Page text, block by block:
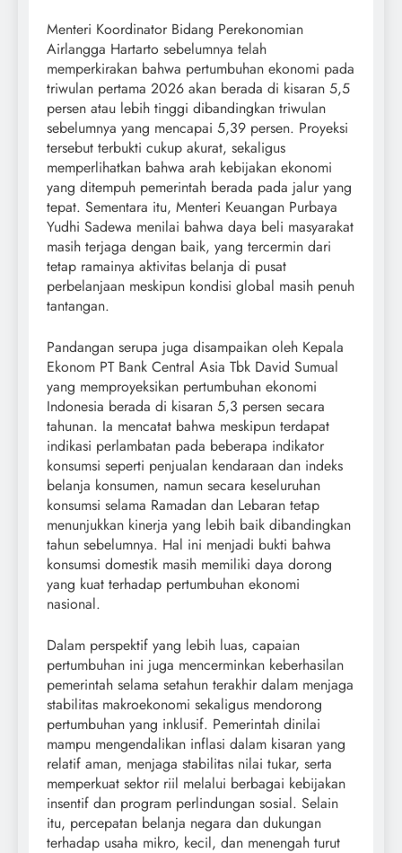
Menteri Koordinator Bidang Perekonomian
Airlangga Hartarto sebelumnya telah
memperkirakan bahwa pertumbuhan ekonomi pada
triwulan pertama 2026 akan berada di kisaran 5,5
persen atau lebih tinggi dibandingkan triwulan
sebelumnya yang mencapai 5,39 persen. Proyeksi
tersebut terbukti cukup akurat, sekaligus
memperlihatkan bahwa arah kebijakan ekonomi
yang ditempuh pemerintah berada pada jalur yang
tepat. Sementara itu, Menteri Keuangan Purbaya
Yudhi Sadewa menilai bahwa daya beli masyarakat
masih terjaga dengan baik, yang tercermin dari
tetap ramainya aktivitas belanja di pusat
perbelanjaan meskipun kondisi global masih penuh
tantangan.
Pandangan serupa juga disampaikan oleh Kepala
Ekonom PT Bank Central Asia Tbk David Sumual
yang memproyeksikan pertumbuhan ekonomi
Indonesia berada di kisaran 5,3 persen secara
tahunan. Ia mencatat bahwa meskipun terdapat
indikasi perlambatan pada beberapa indikator
konsumsi seperti penjualan kendaraan dan indeks
belanja konsumen, namun secara keseluruhan
konsumsi selama Ramadan dan Lebaran tetap
menunjukkan kinerja yang lebih baik dibandingkan
tahun sebelumnya. Hal ini menjadi bukti bahwa
konsumsi domestik masih memiliki daya dorong
yang kuat terhadap pertumbuhan ekonomi
nasional.
Dalam perspektif yang lebih luas, capaian
pertumbuhan ini juga mencerminkan keberhasilan
pemerintah selama setahun terakhir dalam menjaga
stabilitas makroekonomi sekaligus mendorong
pertumbuhan yang inklusif. Pemerintah dinilai
mampu mengendalikan inflasi dalam kisaran yang
relatif aman, menjaga stabilitas nilai tukar, serta
memperkuat sektor riil melalui berbagai kebijakan
insentif dan program perlindungan sosial. Selain
itu, percepatan belanja negara dan dukungan
terhadap usaha mikro, kecil, dan menengah turut